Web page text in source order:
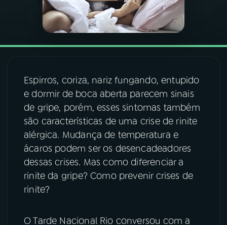
PODCASTS
06VIDEOCASTS
07ÚLTIMAS
08 FESTIVAL DE MÚSICA
ACOMPANHE A RÁDIO NACIONAL
YouTube Facebook
TikTok
Espirros, coriza, nariz fungando, entupido
e dormir de boca aberta parecem sinais
de gripe, porém, esses sintomas também
são características de uma crise de rinite
alérgica. Mudança de temperatura e
ácaros podem ser os desencadeadores
dessas crises. Mas como diferenciar a
rinite da gripe? Como prevenir crises de
rinite?
O Tarde Nacional Rio conversou com a